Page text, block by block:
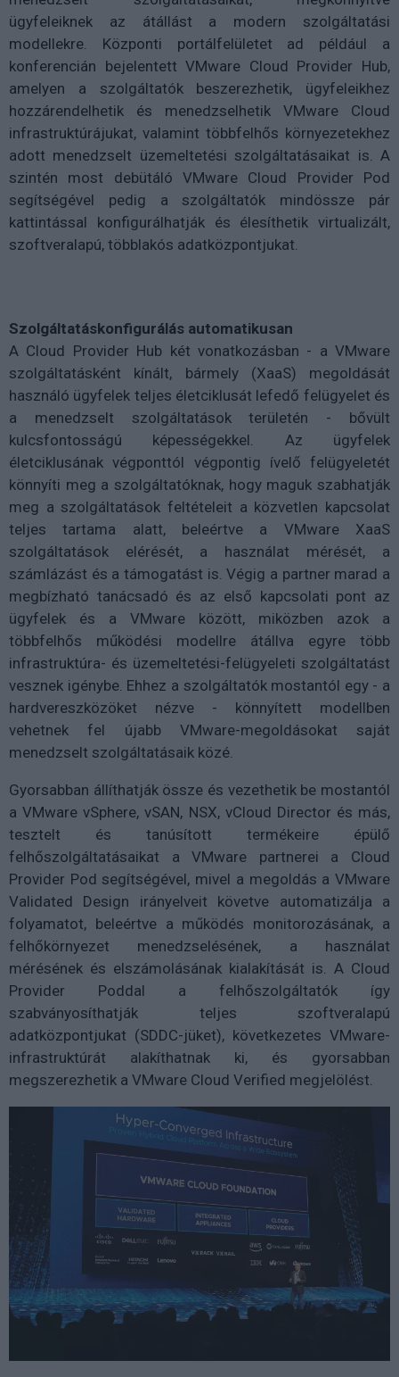
ügyfeleiknek az átállást a modern szolgáltatási
modellekre. Központi portálfelületet ad például a
konferencián bejelentett VMware Cloud Provider Hub,
amelyen a szolgáltatók beszerezhetik, ügyfeleikhez
hozzárendelhetik és menedzselhetik VMware Cloud
infrastruktúrájukat, valamint többfelhős környezetekhez
adott menedzselt üzemeltetési szolgáltatásaikat is. A
szintén most debütáló VMware Cloud Provider Pod
segítségével pedig a szolgáltatók mindössze pár
kattintással konfigurálhatják és élesíthetik virtualizált,
szoftveralapú, többlakós adatközpontjukat.
Szolgáltatáskonfigurálás automatikusan
A Cloud Provider Hub két vonatkozásban - a VMware
szolgáltatásként kínált, bármely (XaaS) megoldását
használó ügyfelek teljes életciklusát lefedő felügyelet és
a menedzselt szolgáltatások területén - bővült
kulcsfontosságú képességekkel. Az ügyfelek
életciklusának végponttól végpontig ívelő felügyeletét
könnyíti meg a szolgáltatóknak, hogy maguk szabhatják
meg a szolgáltatások feltételeit a közvetlen kapcsolat
teljes tartama alatt, beleértve a VMware XaaS
szolgáltatások elérését, a használat mérését, a
számlázást és a támogatást is. Végig a partner marad a
megbízható tanácsadó és az első kapcsolati pont az
ügyfelek és a VMware között, miközben azok a
többfelhős működési modellre átállva egyre több
infrastruktúra- és üzemeltetési-felügyeleti szolgáltatást
vesznek igénybe. Ehhez a szolgáltatók mostantól egy - a
hardvereszközöket nézve - könnyített modellben
vehetnek fel újabb VMware-megoldásokat saját
menedzselt szolgáltatásaik közé.
Gyorsabban állíthatják össze és vezethetik be mostantól
a VMware vSphere, vSAN, NSX, vCloud Director és más,
tesztelt és tanúsított termékeire épülő
felhőszolgáltatásaikat a VMware partnerei a Cloud
Provider Pod segítségével, mivel a megoldás a VMware
Validated Design irányelveit követve automatizálja a
folyamatot, beleértve a működés monitorozásának, a
felhőkörnyezet menedzselésének, a használat
mérésének és elszámolásának kialakítását is. A Cloud
Provider Poddal a felhőszolgáltatók így
szabványosíthatják teljes szoftveralapú
adatközpontjukat (SDDC-jüket), következetes VMware-
infrastruktúrát alakíthatnak ki, és gyorsabban
megszerezhetik a VMware Cloud Verified megjelölést.